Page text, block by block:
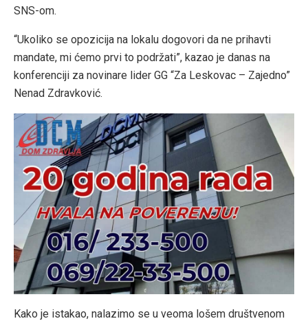
SNS-om.
“Ukoliko se opozicija na lokalu dogovori da ne prihavti
mandate, mi ćemo prvi to podržati”, kazao je danas na
konferenciji za novinare lider GG “Za Leskovac – Zajedno”
Nenad Zdravković.
Kako je istakao, nalazimo se u veoma lošem društvenom